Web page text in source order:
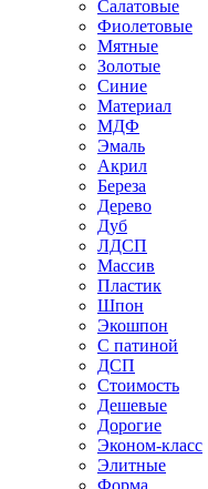
Салатовые
Фиолетовые
Мятные
Золотые
Синие
Материал
МДФ
Эмаль
Акрил
Береза
Дерево
Дуб
ЛДСП
Массив
Пластик
Шпон
Экошпон
С патиной
ДСП
Стоимость
Дешевые
Дорогие
Эконом-класс
Элитные
Форма